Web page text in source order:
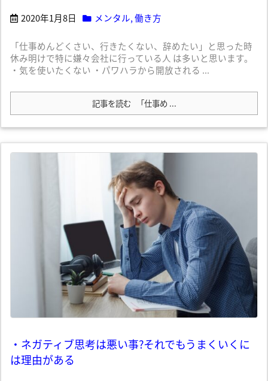
2020年1月8日 メンタル,働き方
「仕事めんどくさい、行きたくない、辞めたい」と思った時
休み明けで特に嫌々会社に行っている人 は多いと思います。
・気を使いたくない ・パワハラから開放される ...
記事を読む 「仕事め ...
・ネガティブ思考は悪い事?それでもうまくいくに
は理由がある